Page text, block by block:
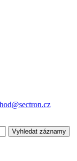
Vyhledat záznamy